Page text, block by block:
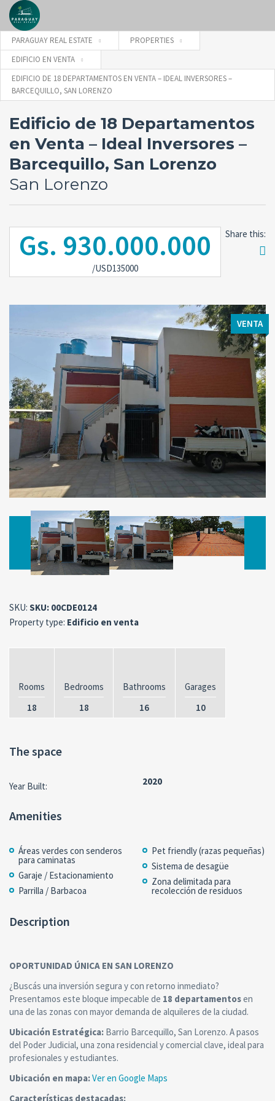
Username
Password
Forgot
password?
PARAGUAY REAL ESTATE
PROPERTIES
EDIFICIO EN VENTA
EDIFICIO DE 18 DEPARTAMENTOS EN VENTA – IDEAL INVERSORES –
BARCEQUILLO, SAN LORENZO
Edificio de 18 Departamentos
en Venta – Ideal Inversores –
Barcequillo, San Lorenzo
San Lorenzo
Gs. 930.000.000
/USD135000
Share this:
VENTA
SKU: SKU: 00CDE0124
Property type: Edificio en venta
Rooms
18
Bedrooms
18
Bathrooms
16
Garages
10
The space
Year Built: 2020
Amenities
Áreas verdes con senderos
para caminatas
Garaje / Estacionamiento
Parrilla / Barbacoa
Pet friendly (razas pequeñas)
Sistema de desagüe
Zona delimitada para
recolección de residuos
Description
OPORTUNIDAD ÚNICA EN SAN LORENZO
¿Buscás una inversión segura y con retorno inmediato?
Presentamos este bloque impecable de 18 departamentosen
una de las zonas con mayor demanda de alquileres de la ciudad.
Ubicación Estratégica: Barrio Barcequillo, San Lorenzo. A pasos
del Poder Judicial, una zona residencial y comercial clave, ideal para
profesionales y estudiantes.
Ubicación en mapa:Ver en Google Maps
Características destacadas: